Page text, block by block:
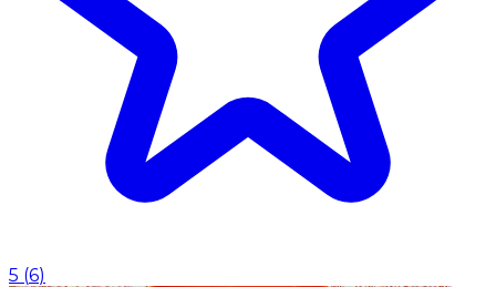
5 (6)